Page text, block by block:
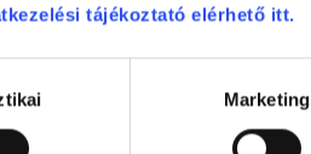
tájékoztató elérhető itt.
Marketing